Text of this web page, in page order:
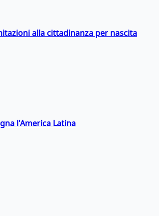
alla cittadinanza per nascita
l'America Latina